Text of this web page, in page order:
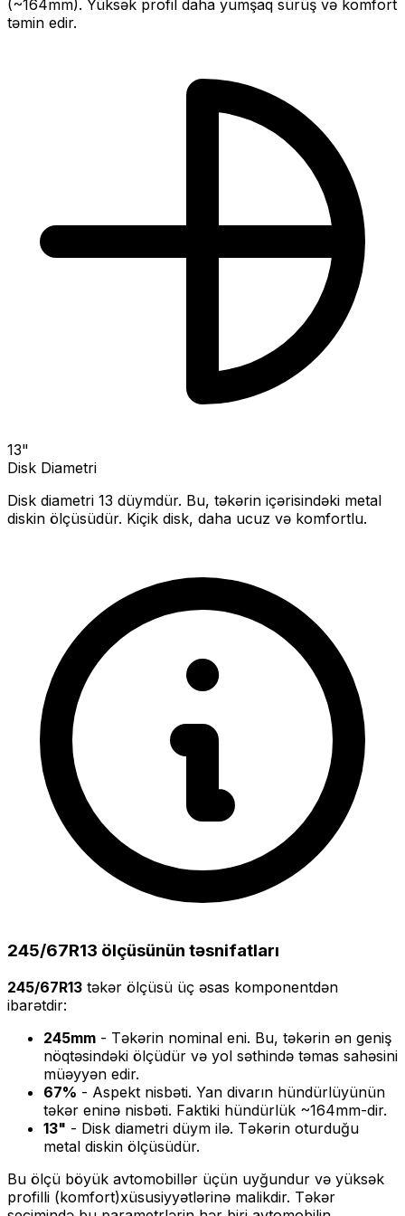
(~164mm). Yüksək profil daha yumşaq sürüş və komfort
təmin edir.
13"
Disk Diametri
Disk diametri 13 düymdür. Bu, təkərin içərisindəki metal
diskin ölçüsüdür. Kiçik disk, daha ucuz və komfortlu.
245/67R13 ölçüsünün təsnifatları
245/67R13 təkər ölçüsü üç əsas komponentdən
ibarətdir:
245mm - Təkərin nominal eni. Bu, təkərin ən geniş
nöqtəsindəki ölçüdür və yol səthində təmas sahəsini
müəyyən edir.
67% - Aspekt nisbəti. Yan divarın hündürlüyünün
təkər eninə nisbəti. Faktiki hündürlük ~164mm-dir.
13" - Disk diametri düym ilə. Təkərin oturduğu
metal diskin ölçüsüdür.
Bu ölçü böyük avtomobillər üçün uyğundur və yüksək
profilli (komfort)xüsusiyyətlərinə malikdir. Təkər